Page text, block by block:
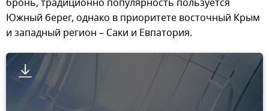
Южный берег, однако в приоритете восточный Крым
и западный регион – Саки и Евпатория.